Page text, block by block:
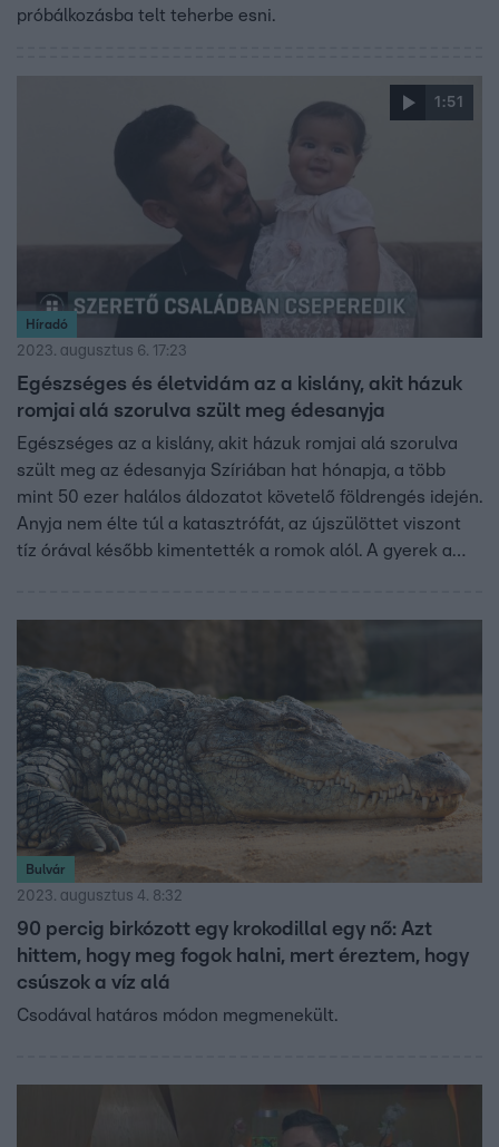
próbálkozásba telt teherbe esni.
1:51
Híradó
2023. augusztus 6. 17:23
Egészséges és életvidám az a kislány, akit házuk
romjai alá szorulva szült meg édesanyja
Egészséges az a kislány, akit házuk romjai alá szorulva
szült meg az édesanyja Szíriában hat hónapja, a több
mint 50 ezer halálos áldozatot követelő földrengés idején.
Anyja nem élte túl a katasztrófát, az újszülöttet viszont
tíz órával később kimentették a romok alól. A gyerek a
Bulvár
2023. augusztus 4. 8:32
90 percig birkózott egy krokodillal egy nő: Azt
hittem, hogy meg fogok halni, mert éreztem, hogy
csúszok a víz alá
Csodával határos módon megmenekült.